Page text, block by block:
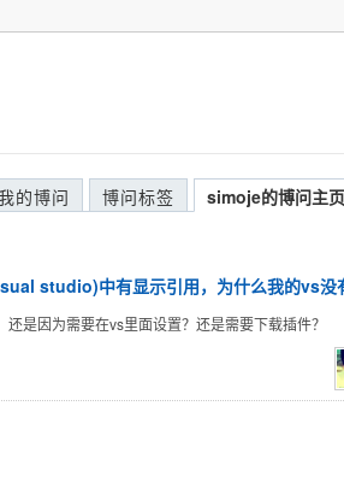
的博问 博问标签 simoje的博问主页
studio)中有显示引用，为什么我的vs没
是因为需要在vs里面设置？还是需要下载插件？